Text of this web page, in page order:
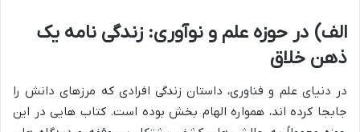
الف) در حوزه علم و نوآوری: زندگی نامه یک
ذهن خلاق
در دنیای علم و فناوری، داستان زندگی افرادی که مرزهای دانش را
جابجا کرده اند، همواره الهام بخش بوده است. کتاب هایی در این